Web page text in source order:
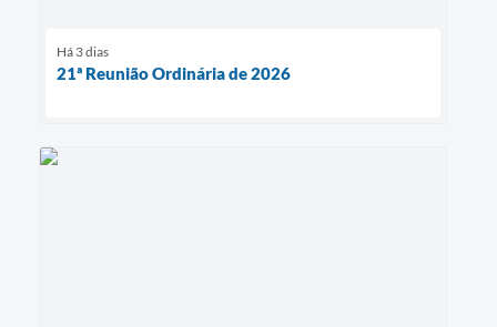
Há 3 dias
21ª Reunião Ordinária de 2026